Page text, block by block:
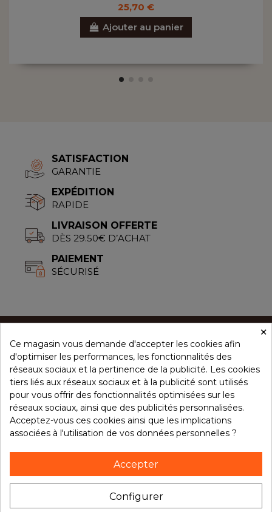
25,70 €
Ajouter au panier
SATISFACTION
GARANTIE
EXPÉDITION
RAPIDE
LIVRAISON OFFERTE
DÈS 29.50€ D’ACHAT
PAIEMENT
SÉCURISÉ
CONCEPT ÉPICES
NOS PRODUITS
VOTRE COMPTE
NOTRE BROCHURE
×
Ce magasin vous demande d'accepter les cookies afin
d'optimiser les performances, les fonctionnalités des
réseaux sociaux et la pertinence de la publicité. Les cookies
tiers liés aux réseaux sociaux et à la publicité sont utilisés
pour vous offrir des fonctionnalités optimisées sur les
réseaux sociaux, ainsi que des publicités personnalisées.
Acceptez-vous ces cookies ainsi que les implications
associées à l'utilisation de vos données personnelles ?
Accepter
Configurer